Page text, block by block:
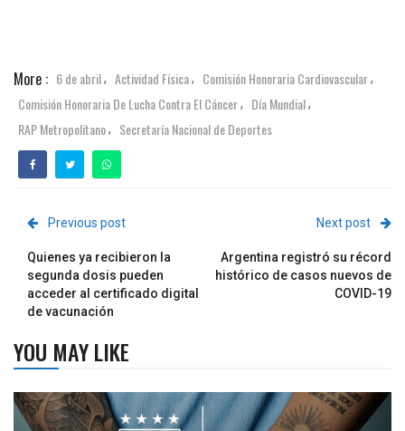
More : 6 de abril, Actividad Física, Comisión Honoraria Cardiovascular,
Comisión Honoraria De Lucha Contra El Cáncer, Día Mundial,
RAP Metropolitano, Secretaría Nacional de Deportes
Previous post
Quienes ya recibieron la
segunda dosis pueden
acceder al certificado digital
de vacunación
Next post
Argentina registró su récord
histórico de casos nuevos de
COVID-19
YOU MAY LIKE